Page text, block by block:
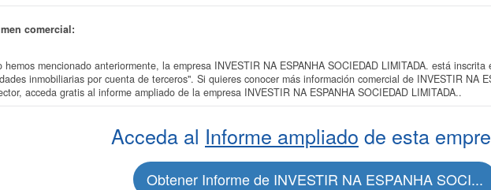
comercial:
hemos mencionado anteriormente, la empresa INVESTIR NA ESPANHA SOCIEDAD LIMITADA. está
inmobiliarias por cuenta de terceros". Si quieres conocer más información comercial de INVESTIR NA
acceda gratis al informe ampliado de la empresa INVESTIR NA ESPANHA SOCIEDAD LIMITADA..
Acceda al Informe ampliado de esta
Obtener Informe de INVESTIR NA ESPANHA SOCI...